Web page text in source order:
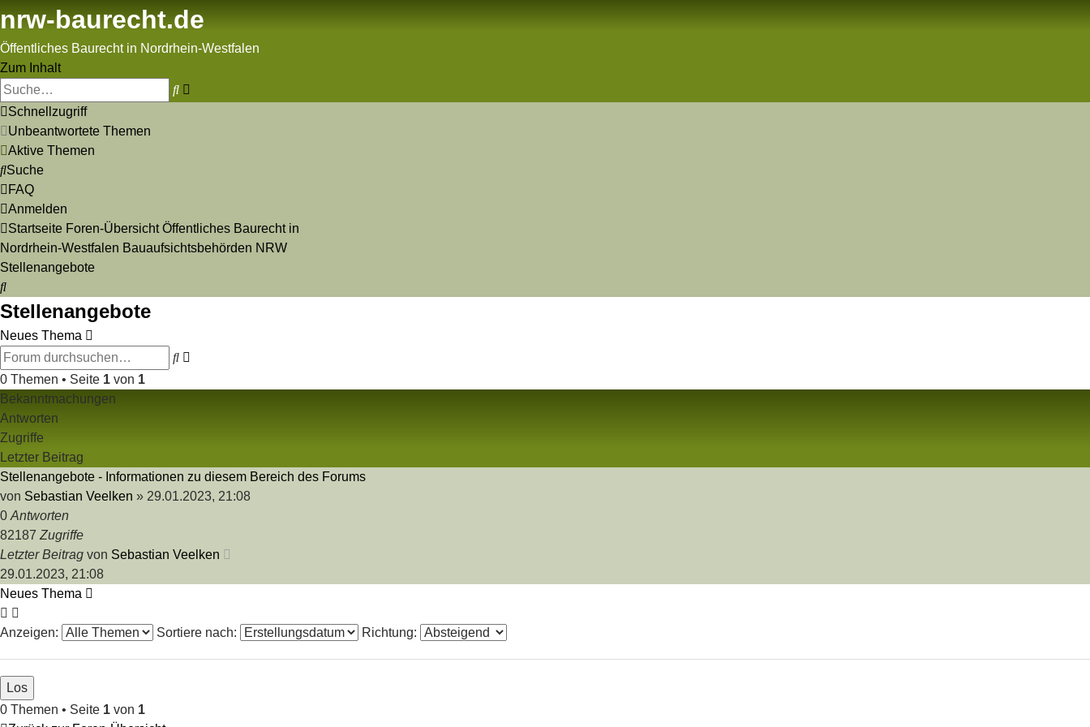
nrw-baurecht.de
Öffentliches Baurecht in Nordrhein-Westfalen
Zum Inhalt
Suche
Suche
Schnellzugriff
Unbeantwortete Themen
Aktive Themen
Suche
FAQ
Anmelden
Startseite Foren-Übersicht Öffentliches Baurecht in
Nordrhein-Westfalen Bauaufsichtsbehörden NRW
Stellenangebote
Suche
Stellenangebote
Neues Thema
Suche
0 Themen • Seite 1 von 1
Bekanntmachungen
Antworten
Zugriffe
Letzter Beitrag
Stellenangebote - Informationen zu diesem Bereich des Forums
von Sebastian Veelken » 29.01.2023, 21:08
0 Antworten
82187 Zugriffe
Letzter Beitrag von Sebastian Veelken
29.01.2023, 21:08
Neues Thema
Anzeigen: Sortiere nach: Richtung:
0 Themen • Seite 1 von 1